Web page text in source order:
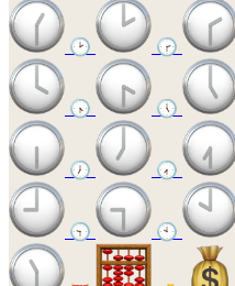
🕑 🕝
🕟 🕔
🕖 🕢
🕤 🕙